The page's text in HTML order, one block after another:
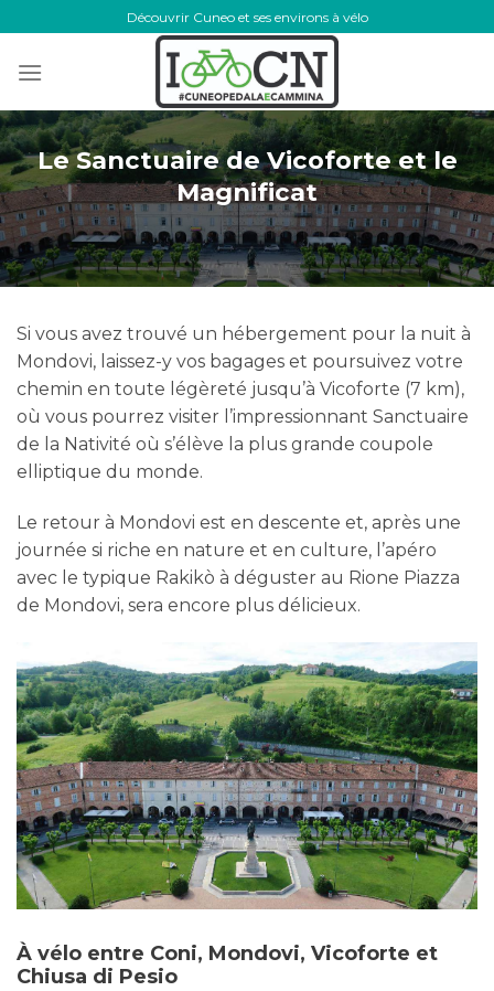
to
content
Découvrir Cuneo et ses environs à vélo
Le Sanctuaire de Vicoforte et le
Magnificat
Si vous avez trouvé un hébergement pour la nuit à
Mondovi, laissez-y vos bagages et poursuivez votre
chemin en toute légèreté jusqu’à Vicoforte (7 km),
où vous pourrez visiter l’impressionnant Sanctuaire
de la Nativité où s’élève la plus grande coupole
elliptique du monde.
Le retour à Mondovi est en descente et, après une
journée si riche en nature et en culture, l’apéro
avec le typique Rakikò à déguster au Rione Piazza
de Mondovi, sera encore plus délicieux.
À vélo entre Coni, Mondovi, Vicoforte et
Chiusa di Pesio